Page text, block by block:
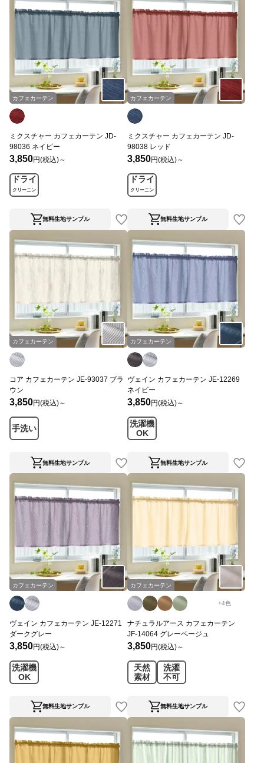
カフェカーテン
ミクスチャー カフェカーテン JD-
98036 ネイビー
3,850円(税込)～
ドライ
クリーニン
無料生地サンプル
カフェカーテン
ミクスチャー カフェカーテン JD-
98038 レッド
3,850円(税込)～
ドライ
クリーニン
無料生地サンプル
カフェカーテン
コア カフェカーテン JE-93037 ブラ
ウン
3,850円(税込)～
手洗い
無料生地サンプル
カフェカーテン
ヴェイン カフェカーテン JE-12269
ネイビー
3,850円(税込)～
洗濯機
OK
無料生地サンプル
カフェカーテン
ヴェイン カフェカーテン JE-12271
ダークグレー
3,850円(税込)～
洗濯機
OK
無料生地サンプル
カフェカーテン
+4色
ナチュラルアース カフェカーテン
JF-14064 グレーベージュ
3,850円(税込)～
天然
素材
洗濯
不可
無料生地サンプル